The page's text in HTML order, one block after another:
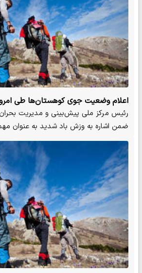
اعلام وضعیت جوی کوهستان‌ها طی
رئیس مرکز ملی پیش‌بینی و مدیریت
ضمن اشاره به وزش باد شدید به عنوان
کوهستان‌های…